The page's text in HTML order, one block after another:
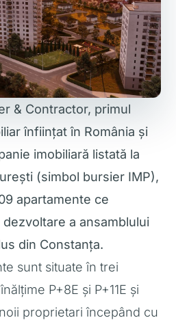
& Contractor, primul
înființat în România și
imobiliară listată la
(simbol bursier IMP),
apartamente ce
a ansamblului
din Constanța.
sunt situate în trei
P+8E și P+11E și
proprietari începând cu